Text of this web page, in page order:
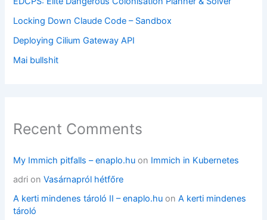
Locking Down Claude Code – Sandbox
Deploying Cilium Gateway API
Mai bullshit
Recent Comments
My Immich pitfalls – enaplo.hu on Immich in Kubernetes
adri onVasárnapról hétfőre
A kerti mindenes tároló II – enaplo.hu onA kerti mindenes
tároló